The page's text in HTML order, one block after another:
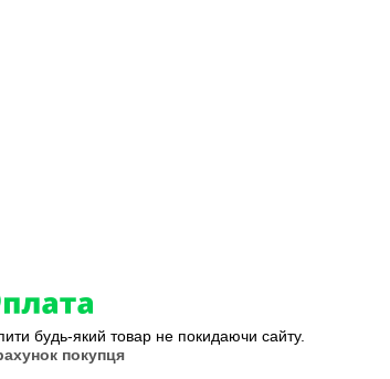
будь-який товар не покидаючи сайту.
покупця